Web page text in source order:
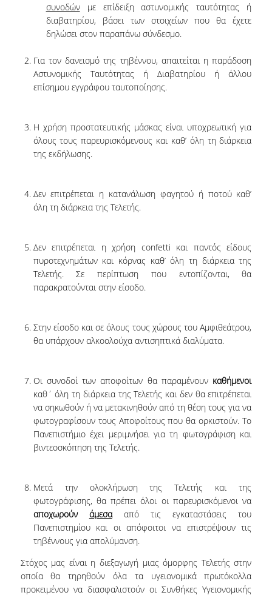
TESTIMONIALS ΠΡΑΚΤΙΚΗΣ ΑΣΚΗΣΗΣ
ΔΙΔΑΣΚΑΛΙΑ ΚΑΙ ΕΞΕΤΑΣΕΙΣ
ΔΙΑΧΕΙΡΙΣΗ ΠΑΡΑΠΟΝΩΝ ΦΟΙΤΗΤΩΝ
TUTORS ΦΟΙΤΗΤΩΝ
ΠΡΟΓΡΑΜΜΑΤΑ ΜΕΤΑΠΤΥΧΙΑΚΩΝ ΣΠΟΥΔΩΝ
ΔΙΔΑΚΤΟΡΙΚΟ ΠΡΟΓΡΑΜΜΑ
ΥΠΟΨΗΦΙΟΙ ΔΙΔΑΚΤΟΡΕΣ
ΠΡΟΓΡΑΜΜΑ ERASMUS+
ΜΑΘΗΜΑΤΑ ΠΟΥ ΠΡΟΣΦΕΡΕΙ ΤΟ
ΣΥΝΕΡΓΑΖΟΜΕΝΑ ΠΑΝΕΠΙΣΤΗΜΙΑ
ΕΓΓΡΑΦΑ - ΧΡΗΣΙΜΟΙ ΣΥΝΔΕΣΜΟΙ
FAQS
ΔΙΑΣΦΑΛΙΣΗ ΠΟΙΟΤΗΤΑΣ
ΔΕΔΟΜΕΝΑ ΠΟΙΟΤΗΤΑΣ
ΠΙΣΤΟΠΟΙΗΣΗ
ΑΞΙΟΛΟΓΗΣΗ
ΑΠΟ ΠΡΟΠΤΥΧΙΑΚΟΥΣ ΦΟΙΤΗΤΕΣ
συνοδώνμε επίδειξη αστυνομικής ταυτότητας ή
διαβατηρίου, βάσει των στοιχείων που θα έχετε
δηλώσει στον παραπάνω σύνδεσμο.
Για τον δανεισμό της τηβέννου, απαιτείται η παράδοση
Αστυνομικής Ταυτότητας ή Διαβατηρίου ή άλλου
επίσημου εγγράφου ταυτοποίησης.
Η χρήση προστατευτικής μάσκας είναι υποχρεωτική για
όλους τους παρευρισκόμενους και καθ’ όλη τη διάρκεια
της εκδήλωσης.
Δεν επιτρέπεται η κατανάλωση φαγητού ή ποτού καθ’
όλη τη διάρκεια της Τελετής.
Δεν επιτρέπεται η χρήση confetti και παντός είδους
πυροτεχνημάτων και κόρνας καθ’ όλη τη διάρκεια της
Τελετής. Σε περίπτωση που εντοπίζονται, θα
παρακρατούνται στην είσοδο.
Στην είσοδο και σε όλους τους χώρους του Αμφιθεάτρου,
θα υπάρχουν αλκοολούχα αντισηπτικά διαλύματα.
Οι συνοδοί των αποφοίτων θα παραμένουν καθήμενοι
καθ΄ όλη τη διάρκεια της Τελετής και δεν θα επιτρέπεται
να σηκωθούν ή να μετακινηθούν από τη θέση τους για να
φωτογραφίσουν τους Αποφοίτους που θα ορκιστούν. Το
Πανεπιστήμιο έχει μεριμνήσει για τη φωτογράφιση και
βιντεοσκόπηση της Τελετής.
Μετά την ολοκλήρωση της Τελετής και της
φωτογράφισης, θα πρέπει όλοι οι παρευρισκόμενοι να
αποχωρούν άμεσααπό τις εγκαταστάσεις του
Πανεπιστημίου και οι απόφοιτοι να επιστρέψουν τις
τηβέννους για απολύμανση.
Στόχος μας είναι η διεξαγωγή μιας όμορφης Τελετής στην
οποία θα τηρηθούν όλα τα υγειονομικά πρωτόκολλα
προκειμένου να διασφαλιστούν οι Συνθήκες Υγειονομικής